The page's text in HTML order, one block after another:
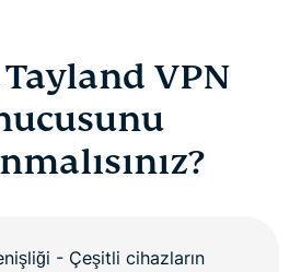
VPN